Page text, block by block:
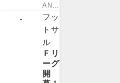
して
いま
す。
特に
「オ
リン
ピッ
AN史
上初
の日
系人
とし
て
WBC
に出
フッ
トサ
ル
Ｆリ
ーグ
開